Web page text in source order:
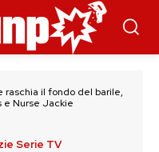
raschia il fondo del barile,
e Nurse Jackie
Serie TV